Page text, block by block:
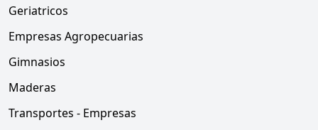
Geriatricos
Empresas Agropecuarias
Gimnasios
Maderas
Transportes - Empresas